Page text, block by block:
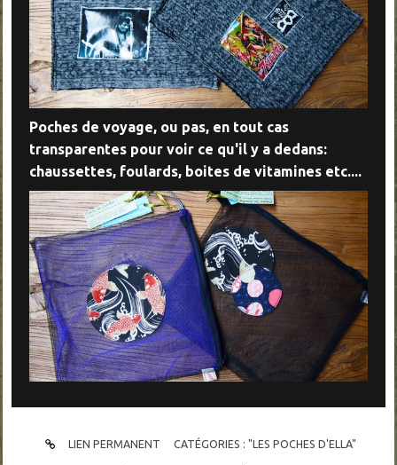
Poches de voyage, ou pas, en tout cas
transparentes pour voir ce qu'il y a dedans:
chaussettes, foulards, boites de vitamines etc....
LIEN PERMANENT CATÉGORIES :"LES POCHES D'ELLA"